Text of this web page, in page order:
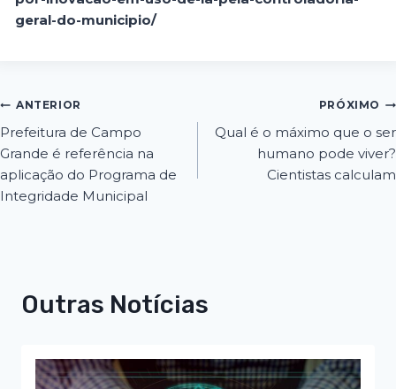
geral-do-municipio/
ANTERIOR
Prefeitura de Campo
Grande é referência na
aplicação do Programa de
Integridade Municipal
PRÓXIMO
Qual é o máximo que o ser
humano pode viver?
Cientistas calculam
Outras Notícias